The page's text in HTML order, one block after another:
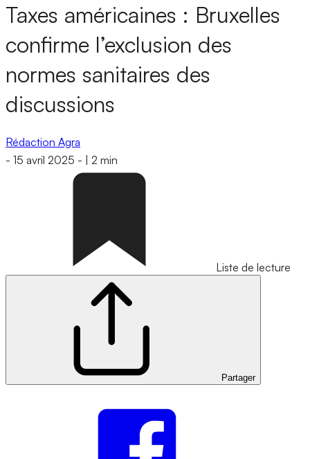
Taxes américaines : Bruxelles
confirme l’exclusion des
normes sanitaires des
discussions
Rédaction Agra
- 15 avril 2025 - 2 min
Liste de lecture
Partager